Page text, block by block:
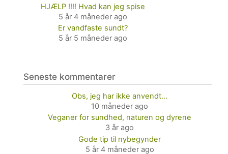
HJÆLP !!!! Hvad kan jeg spise
5 år 4 måneder ago
Er vandfaste sundt?
5 år 5 måneder ago
Seneste kommentarer
Obs, jeg har ikke anvendt…
10 måneder ago
Veganer for sundhed, naturen og dyrene
3 år ago
Gode tip til nybegynder
5 år 4 måneder ago